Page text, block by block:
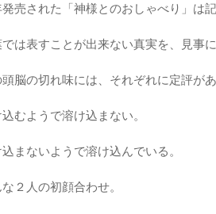
ン
ル
き】
発売された「神様とのおしゃべり」は
は表すことが出来ない真実を、見事
脳の切れ味には、それぞれに定評があ
むようで溶け込まない。
まないようで溶け込んでいる。
２人の初顔合わせ。